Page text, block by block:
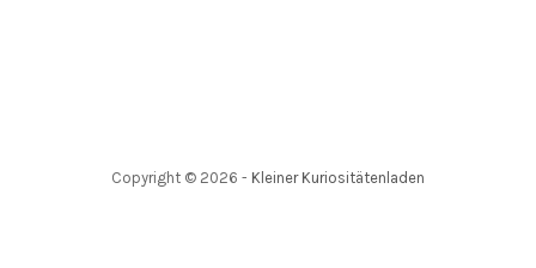
Copyright © 2026 - Kleiner Kuriositätenladen